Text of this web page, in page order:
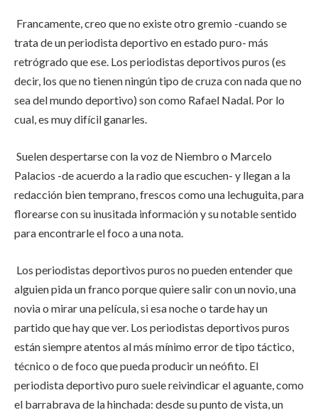
Francamente, creo que no existe otro gremio -cuando se
trata de un periodista deportivo en estado puro- más
retrógrado que ese. Los periodistas deportivos puros (es
decir, los que no tienen ningún tipo de cruza con nada que no
sea del mundo deportivo) son como Rafael Nadal. Por lo
cual, es muy difícil ganarles.
Suelen despertarse con la voz de Niembro o Marcelo
Palacios -de acuerdo a la radio que escuchen- y llegan a la
redacción bien temprano, frescos como una lechuguita, para
florearse con su inusitada información y su notable sentido
para encontrarle el foco a una nota.
Los periodistas deportivos puros no pueden entender que
alguien pida un franco porque quiere salir con un novio, una
novia o mirar una película, si esa noche o tarde hay un
partido que hay que ver. Los periodistas deportivos puros
están siempre atentos al más mínimo error de tipo táctico,
técnico o de foco que pueda producir un neófito. El
periodista deportivo puro suele reivindicar el aguante, como
el barrabrava de la hinchada: desde su punto de vista, un